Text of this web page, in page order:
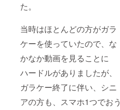
た。
当時はほとんどの方がガラ
ケーを使っていたので、な
かなか動画を見ることに
ハードルがありましたが、
ガラケー終了に伴い、シニ
アの方も、スマホ1つでおう